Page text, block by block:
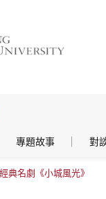
專題故事 對
典名劇《小城風光》